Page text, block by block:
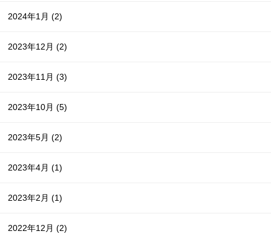
2024年1月(2)
2023年12月(2)
2023年11月(3)
2023年10月(5)
2023年5月(2)
2023年4月(1)
2023年2月(1)
2022年12月(2)